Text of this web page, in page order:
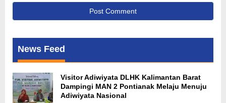
News Feed
Visitor Adiwiyata DLHK Kalimantan Barat
Dampingi MAN 2 Pontianak Melaju Menuju
Adiwiyata Nasional